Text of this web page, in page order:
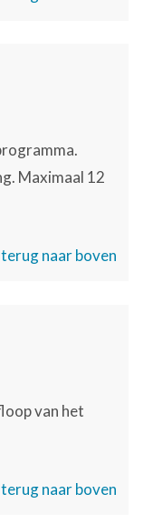
Maximaal 12
terug naar boven
van het
terug naar boven